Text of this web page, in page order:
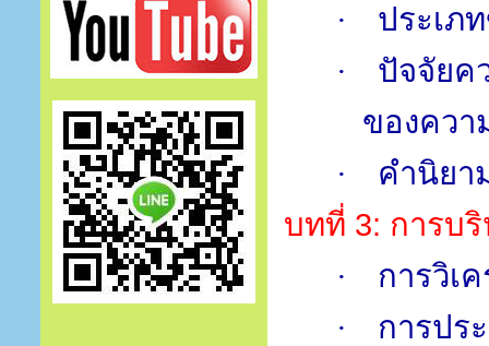
· ประเภ
·
ปัจจัยค
ของควา
·
คำนิยา
บทที่ 3: การบ
· การวิเ
· การปร